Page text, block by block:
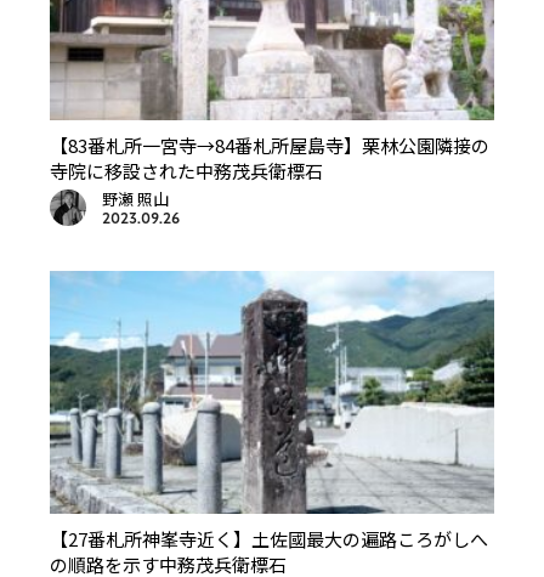
【83番札所一宮寺→84番札所屋島寺】栗林公園隣接の
寺院に移設された中務茂兵衛標石
野瀬 照山
2023.09.26
【27番札所神峯寺近く】土佐國最大の遍路ころがしへ
の順路を示す中務茂兵衛標石